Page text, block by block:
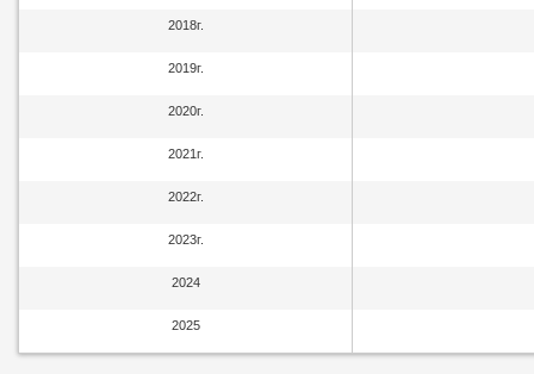
2018г.
2019г.
2020г.
2021г.
2022г.
2023г.
2024
2025